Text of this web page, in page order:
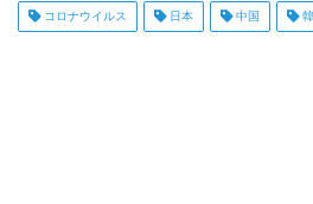
コロナウイルス 日本 中国 韓